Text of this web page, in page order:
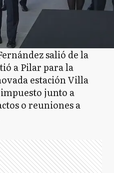
salió de la
a Pilar para la
estación Villa
impuesto junto a
o reuniones a